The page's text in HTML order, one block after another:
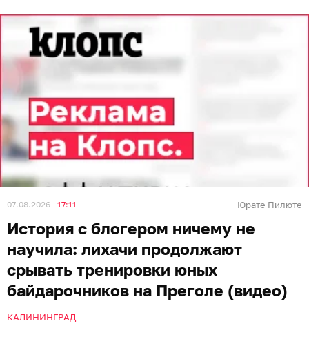
07.08.2026 17:11 Юрате Пилюте
История с блогером ничему не
научила: лихачи продолжают
срывать тренировки юных
байдарочников на Преголе (видео)
КАЛИНИНГРАД